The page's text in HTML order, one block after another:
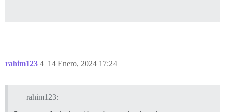
rahim123 14 Enero, 2024 17:24
4
rahim123: